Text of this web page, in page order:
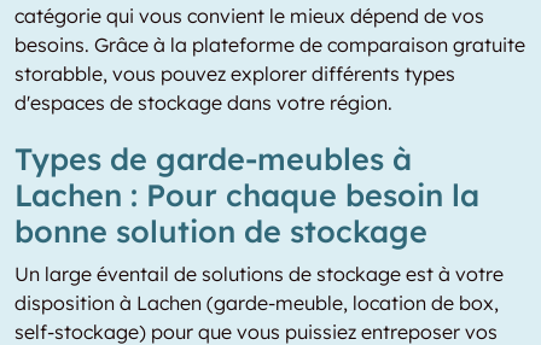
catégorie qui vous convient le mieux dépend de vos
besoins. Grâce à la plateforme de comparaison gratuite
storabble, vous pouvez explorer différents types
d'espaces de stockage dans votre région.
Types de garde-meubles à
Lachen : Pour chaque besoin la
bonne solution de stockage
Un large éventail de solutions de stockage est à votre
disposition à Lachen (garde-meuble, location de box,
self-stockage) pour que vous puissiez entreposer vos